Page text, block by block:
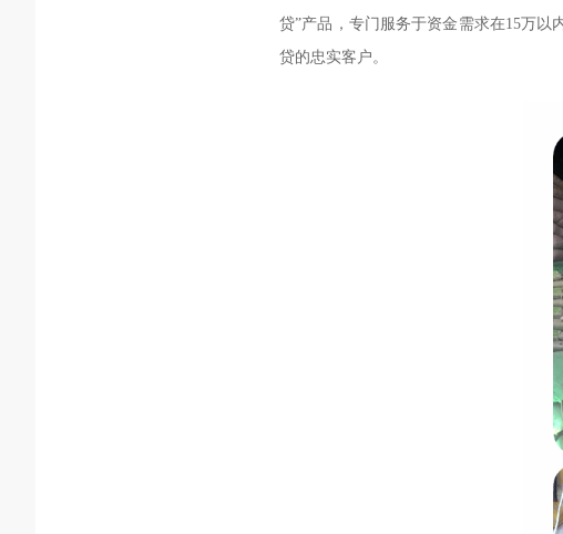
贷”产品，专门服务于资金需求在15万
贷的忠实客户。